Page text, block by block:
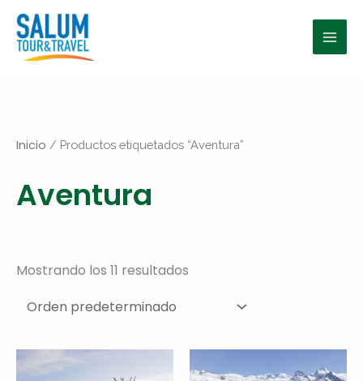
contenido
Inicio / Productos etiquetados “Aventura”
Aventura
Mostrando los 11 resultados